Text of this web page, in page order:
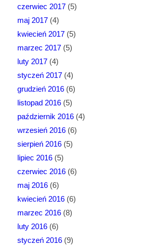
czerwiec 2017(5)
maj 2017(4)
kwiecień 2017(5)
marzec 2017(5)
luty 2017(4)
styczeń 2017(4)
grudzień 2016(6)
listopad 2016(5)
październik 2016(4)
wrzesień 2016(6)
sierpień 2016(5)
lipiec 2016(5)
czerwiec 2016(6)
maj 2016(6)
kwiecień 2016(6)
marzec 2016(8)
luty 2016(6)
styczeń 2016(9)